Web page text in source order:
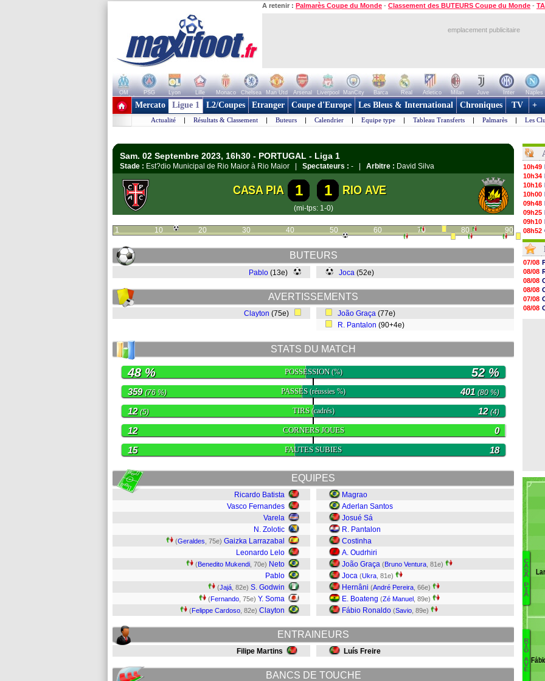
A retenir : Palmarès Coupe du Monde - Classement des BUTEURS Coupe du Monde -
emplacement publicitaire
OM PSG Lyon Lille Monaco Chelsea Man Utd Arsenal Liverpool ManCity Barca Real Atletico Milan Juve Inter Naples
+ de clubs
Mercato Ligue 1 L2/Coupes Etranger Coupe d'Europe Les Bleus & International Chroniques TV +
Actualité | Résultats & Classement | Buteurs | Calendrier | Equipe type | Tableau Transferts | Palmarès | Les
Sam. 02 Septembre 2023, 16h30 - PORTUGAL - Liga 1
Stade : Est?dio Municipal de Rio Maior à Rio Maior | Spectateurs : - | Arbitre : David Silva
CASA PIA 1 1 RIO AVE
(mi-tps: 1-0)
1 10 20 30 40 50 60 70 80 90
BUTEURS
Pablo (13e) Joca (52e)
AVERTISSEMENTS
Clayton (75e) João Graça (77e)
R. Pantalon (90+4e)
STATS DU MATCH
POSSESSION(%)
48 % 52 %
PASSES(réussies %)
359(76 %) 401 (80 %)
TIRS(cadrés)
12(5) 12(4)
CORNERS JOUES
12 0
FAUTES SUBIES
15 18
EQUIPES
Ricardo Batista
Vasco Fernandes
Varela
N. Zolotic
(Geraldes , 75e) Gaizka Larrazabal
Leonardo Lelo
(Benedito Mukendi , 70e) Neto
Pablo
(Jajá , 82e) S. Godwin
(Fernando , 75e) Y. Soma
(Felippe Cardoso , 82e) Clayton
Magrao
Aderlan Santos
Josué Sá
R. Pantalon
Costinha
A. Oudrhiri
João Graça (Bruno Ventura , 81e)
Joca (Ukra , 81e)
Hernâni (André Pereira , 66e)
E. Boateng (Zé Manuel , 89e)
Fábio Ronaldo (Savio , 89e)
ENTRAINEURS
Filipe Martins Luís Freire
BANCS DE TOUCHE
10h49
10h34
10h16
10h00
09h48
09h25
09h10
08h52
08/08
08/08
08/08
08/08
08/08
08/08
08/08
08/08
08/08
07/08
08/08
08/08
08/08
07/08
08/08
C
A
S
A
P
I
A
R
I
O
A
V
E